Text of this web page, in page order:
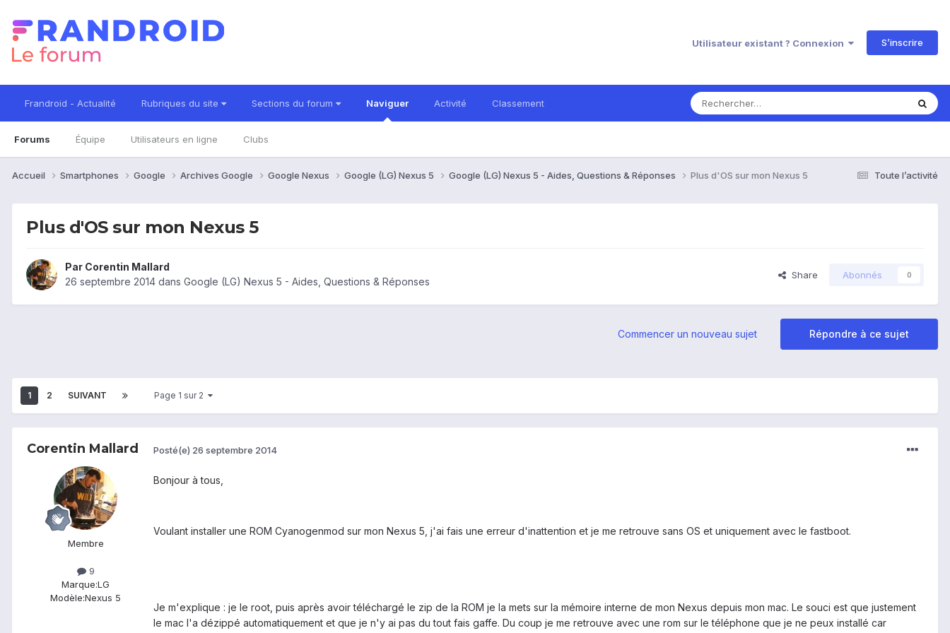
Utilisateur existant ? Connexion S’inscrire
Frandroid - Actualité Rubriques du site Sections du forum Naviguer
Forums Équipe Utilisateurs en ligne Clubs
Activité Classement
Toute l’activité
Accueil Smartphones Google Archives Google Google Nexus Google (LG) Nexus 5 Google (LG) Nexus 5 - Aides, Questions & Réponses Plus d'OS sur mon Nexus 5
Plus d'OS sur mon Nexus 5
Par Corentin Mallard
26 septembre 2014 dans Google (LG) Nexus 5 - Aides, Questions & Réponses
Share Abonnés 0
Répondre à ce sujet
Commencer un nouveau sujet
1 2 SUIVANT Page 1 sur 2
Corentin Mallard
Membre
9
Marque:LG
Modèle:Nexus 5
Posté(e) 26 septembre 2014
Bonjour à tous,
Voulant installer une ROM Cyanogenmod sur mon Nexus 5, j'ai fais une erreur d'inattention et je me retrouve sans OS et uniquement avec le fastboot.
Je m'explique : je le root, puis après avoir téléchargé le zip de la ROM je la mets sur la mémoire interne de mon Nexus depuis mon mac. Le souci est que justement
le mac l'a dézippé automatiquement et que je n'y ai pas du tout fais gaffe. Du coup je me retrouve avec une rom sur le téléphone que je ne peux installé car